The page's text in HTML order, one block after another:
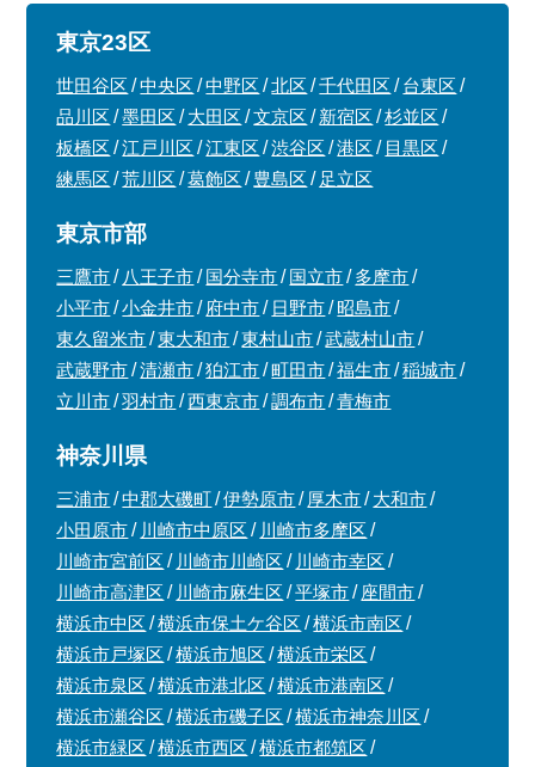
東京23区
世田谷区 中央区 中野区 北区 千代田区
台東区
品川区
墨田区 大田区 文京区 新宿区
杉並区
板橋区
江戸川区 江東区 渋谷区 港区
目黒区
練馬区
荒川区 葛飾区 豊島区 足立区
東京市部
三鷹市 八王子市 国分寺市 国立市
多摩市
小平市
小金井市 府中市 日野市
昭島市
東久留米市
東大和市 東村山市
武蔵村山市
武蔵野市
清瀬市 狛江市 町田市 福生市
稲城市
立川市
羽村市 西東京市 調布市 青梅市
神奈川県
三浦市 中郡大磯町 伊勢原市 厚木市
大和市
小田原市
川崎市中原区
川崎市多摩区
川崎市宮前区
川崎市川崎区
川崎市幸区
川崎市高津区
川崎市麻生区 平塚市
座間市
横浜市中区
横浜市保土ケ谷区
横浜市南区
横浜市戸塚区
横浜市旭区
横浜市栄区
横浜市泉区
横浜市港北区
横浜市港南区
横浜市瀬谷区
横浜市磯子区
横浜市神奈川区
横浜市緑区
横浜市西区
横浜市都筑区